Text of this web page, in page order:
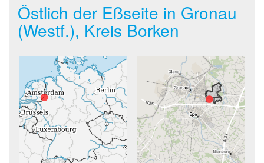
Östlich der Eßseite in Gronau
(Westf.), Kreis Borken